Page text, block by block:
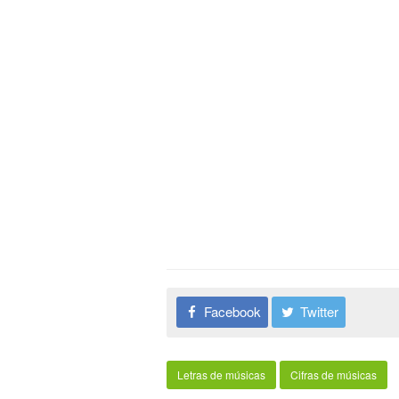
Facebook Twitter
Letras de músicas Cifras de músicas